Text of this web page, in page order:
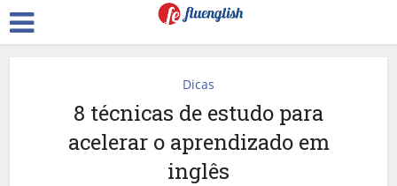
Dicas
8 técnicas de estudo para
acelerar o aprendizado em
inglês